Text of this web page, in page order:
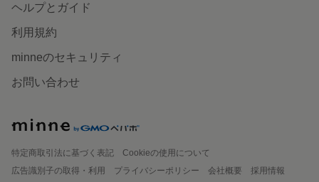
ヘルプとガイド
利用規約
minneのセキュリティ
お問い合わせ
特定商取引法に基づく表記
Cookieの使用について
広告識別子の取得・利用
プライバシーポリシー 会社概要
採用情報